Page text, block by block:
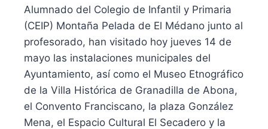
Alumnado del Colegio de Infantil y Primaria
(CEIP) Montaña Pelada de El Médano junto al
profesorado, han visitado hoy jueves 14 de
mayo las instalaciones municipales del
Ayuntamiento, así como el Museo Etnográfico
de la Villa Histórica de Granadilla de Abona,
el Convento Franciscano, la plaza González
Mena, el Espacio Cultural El Secadero y la